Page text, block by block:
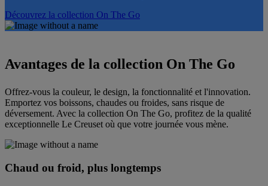
Découvrez la collection On The Go
Avantages de la collection On The Go
Offrez-vous la couleur, le design, la fonctionnalité et l'innovation.
Emportez vos boissons, chaudes ou froides, sans risque de
déversement. Avec la collection On The Go, profitez de la qualité
exceptionnelle Le Creuset où que votre journée vous mène.
Chaud ou froid, plus longtemps